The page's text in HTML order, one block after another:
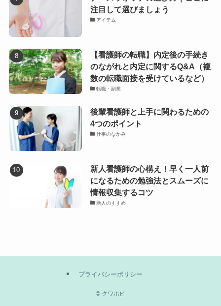
注目して選びましょう
アイテム
【看護師の転職】内定後の手続き
のながれと内定に関するQ&A（複
数の転職面接を受けているなど）
転職・副業
後輩看護師と上手に関わるための
4つのポイント
仕事のなかみ
新人看護師の心構え！早く一人前
になるための勉強法とスムーズに
情報収集するコツ
新人のすすめ
プライバシーポリシー
© クワホピ